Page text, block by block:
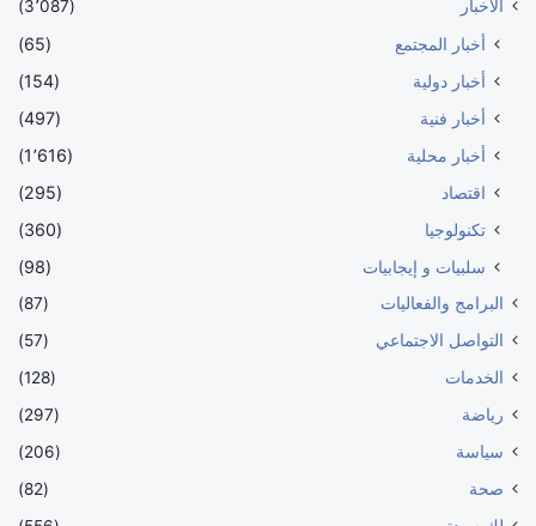
الأخبار (3٬087)
أخبار المجتمع
(65)
أخبار دولية
(154)
أخبار فنية
(497)
أخبار محلية
(1٬616)
اقتصاد
(295)
تكنولوجيا
(360)
سلبيات و إيجابيات
(98)
البرامج والفعاليات
(87)
التواصل الاجتماعي
(57)
الخدمات
(128)
رياضة
(297)
سياسة
(206)
صحة
(82)